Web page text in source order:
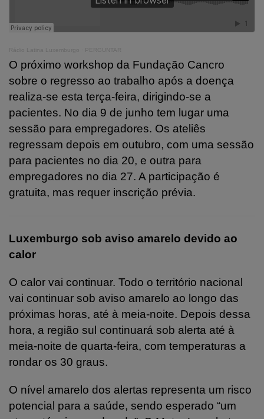
Rádio Latina Luxemburgo PERGUNTAR
O próximo workshop da Fundação Cancro
sobre o regresso ao trabalho após a doença
realiza-se esta terça-feira, dirigindo-se a
pacientes. No dia 9 de junho tem lugar uma
sessão para empregadores. Os ateliês
regressam depois em outubro, com uma sessão
para pacientes no dia 20, e outra para
empregadores no dia 27. A participação é
gratuita, mas requer inscrição prévia.
Luxemburgo sob aviso amarelo devido ao
calor
O calor vai continuar. Todo o território nacional
vai continuar sob aviso amarelo ao longo das
próximas horas, até à meia-noite. Depois dessa
hora, a região sul continuará sob alerta até à
meia-noite de quarta-feira, com temperaturas a
rondar os 30 graus.
O nível amarelo dos alertas representa um risco
potencial para a saúde, sendo esperado “um